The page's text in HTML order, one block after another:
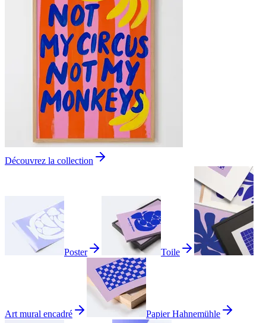
Découvrez la collection
Poster Toile
Art mural encadré Papier Hahnemühle